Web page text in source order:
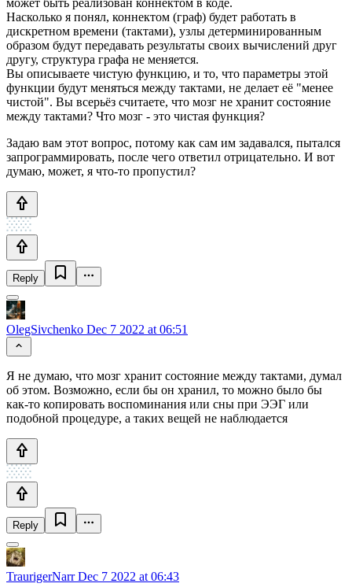
Насколько я понял, коннектом (граф) будет работать в
дискретном времени (тактами), узлы детерминированным
образом будут передавать результаты своих вычислений друг
другу, структура графа не меняется.
Вы описываете чистую функцию, и то, что параметры этой
функции будут меняться между тактами, не делает её "менее
чистой". Вы всерьёз считаете, что мозг не хранит состояние
между тактами? Что мозг - это чистая функция?
Задаю вам этот вопрос, потому как сам им задавался, пытался
запрограммировать, после чего ответил отрицательно. И вот
думаю, может, я что-то пропустил?
Reply
OlegSivchenko Dec 7 2022 at 06:51
Я не думаю, что мозг хранит состояние между тактами, думал
об этом. Возможно, если бы он хранил, то можно было бы
как-то копировать воспоминания или сны при ЭЭГ или
подобной процедуре, а таких вещей не наблюдается
Reply
TraurigerNarrDec 7 2022 at 06:43